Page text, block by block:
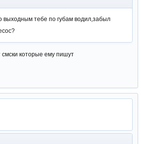
выходным тебе по губам водил,забыл
которые ему пишут